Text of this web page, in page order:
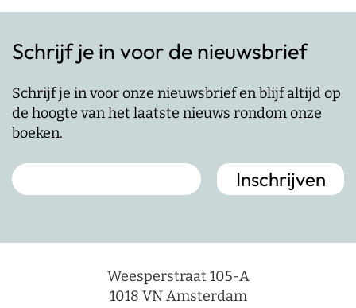
Schrijf je in voor de nieuwsbrief
Schrijf je in voor onze nieuwsbrief en blijf altijd op
de hoogte van het laatste nieuws rondom onze
boeken.
Weesperstraat 105-A
1018 VN Amsterdam